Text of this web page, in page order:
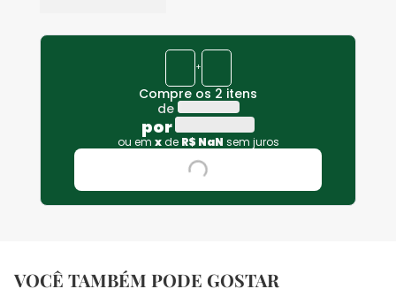
+
Compre os 2 itens
de
por
ou em x de R$ NaN sem juros
VOCÊ TAMBÉM PODE GOSTAR